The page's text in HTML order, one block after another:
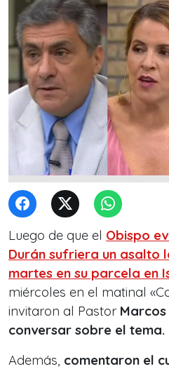
Luego de que el Obispo
Durán sufriera un asalto
martes en su parcela en
miércoles en el matinal
invitaron al Pastor
conversar sobre el tema.
Además, comentaron el